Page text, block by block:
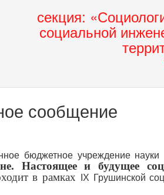
секция:
социальной
сообщение
бюджетное учреждение
Настоящее и будущее
в рамках IX Грушинской